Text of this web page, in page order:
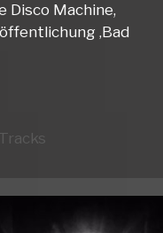
Disco Machine,
‚Bad